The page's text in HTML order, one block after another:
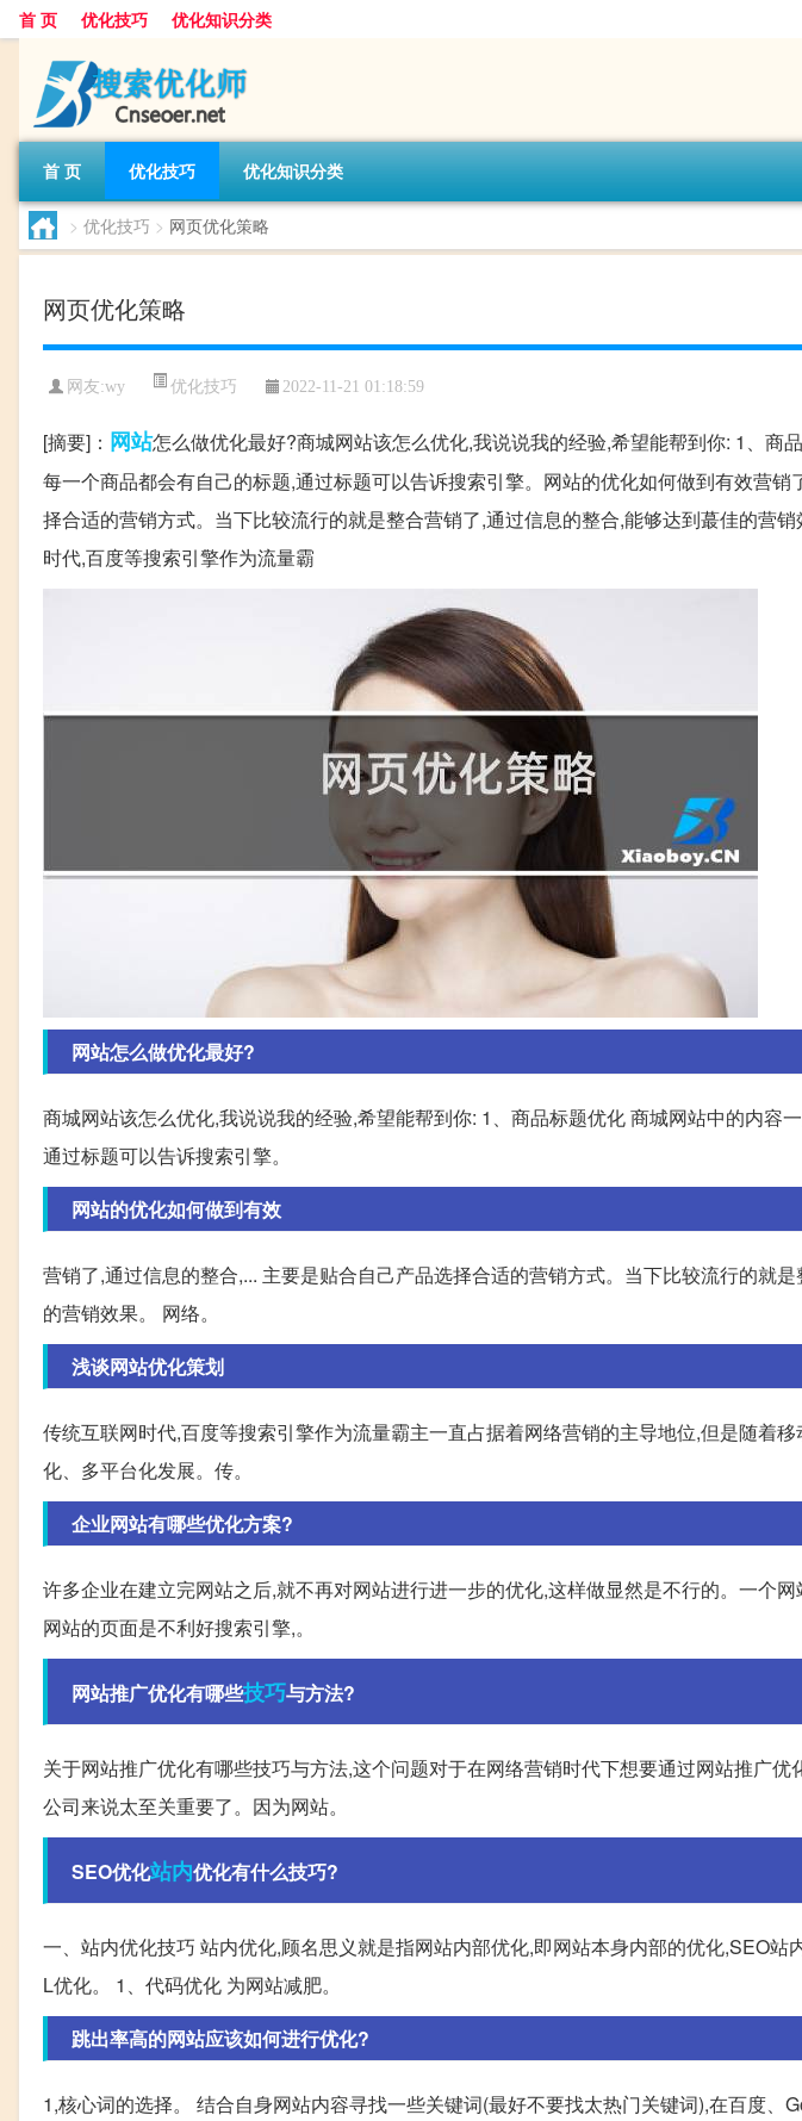
首 页 优化技巧 优化知识分类
首 页 优化技巧 优化知识分类
> 优化技巧 > 网页优化策略
网页优化策略
网友:wy 优化技巧 2022-11-21 01:18:59
[摘要]： 网站怎么做优化最好?商城网站该怎么优化,我说说我的经验,希望能帮到你: 1、商
每一个商品都会有自己的标题,通过标题可以告诉搜索引擎。网站的优化如何做到有效营
择合适的营销方式。当下比较流行的就是整合营销了,通过信息的整合,能够达到蕞佳的营
时代,百度等搜索引擎作为流量霸
网站怎么做优化最好?
商城网站该怎么优化,我说说我的经验,希望能帮到你: 1、商品标题优化 商城网站中的内容
通过标题可以告诉搜索引擎。
网站的优化如何做到有效
营销了,通过信息的整合,... 主要是贴合自己产品选择合适的营销方式。当下比较流行的就
的营销效果。 网络。
浅谈网站优化策划
传统互联网时代,百度等搜索引擎作为流量霸主一直占据着网络营销的主导地位,但是随着
化、多平台化发展。传。
企业网站有哪些优化方案?
许多企业在建立完网站之后,就不再对网站进行进一步的优化,这样做显然是不行的。一个
网站的页面是不利好搜索引擎,。
网站推广优化有哪些技巧与方法?
关于网站推广优化有哪些技巧与方法,这个问题对于在网络营销时代下想要通过网站推广
公司来说太至关重要了。因为网站。
SEO优化站内优化有什么技巧?
一、站内优化技巧 站内优化,顾名思义就是指网站内部优化,即网站本身内部的优化,SEO
L优化。 1、代码优化 为网站减肥。
跳出率高的网站应该如何进行优化?
1,核心词的选择。 结合自身网站内容寻找一些关键词(最好不要找太热门关键词),在百度、